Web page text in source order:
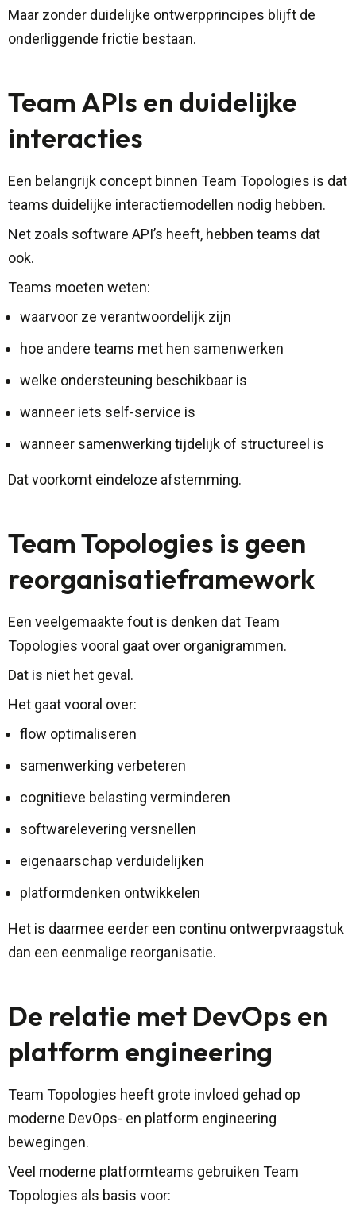
Maar zonder duidelijke ontwerpprincipes blijft de
onderliggende frictie bestaan.
Team APIs en duidelijke
interacties
Een belangrijk concept binnen Team Topologies is dat
teams duidelijke interactiemodellen nodig hebben.
Net zoals software API’s heeft, hebben teams dat
ook.
Teams moeten weten:
waarvoor ze verantwoordelijk zijn
hoe andere teams met hen samenwerken
welke ondersteuning beschikbaar is
wanneer iets self-service is
wanneer samenwerking tijdelijk of structureel is
Dat voorkomt eindeloze afstemming.
Team Topologies is geen
reorganisatieframework
Een veelgemaakte fout is denken dat Team
Topologies vooral gaat over organigrammen.
Dat is niet het geval.
Het gaat vooral over:
flow optimaliseren
samenwerking verbeteren
cognitieve belasting verminderen
softwarelevering versnellen
eigenaarschap verduidelijken
platformdenken ontwikkelen
Het is daarmee eerder een continu ontwerpvraagstuk
dan een eenmalige reorganisatie.
De relatie met DevOps en
platform engineering
Team Topologies heeft grote invloed gehad op
moderne DevOps- en platform engineering
bewegingen.
Veel moderne platformteams gebruiken Team
Topologies als basis voor: